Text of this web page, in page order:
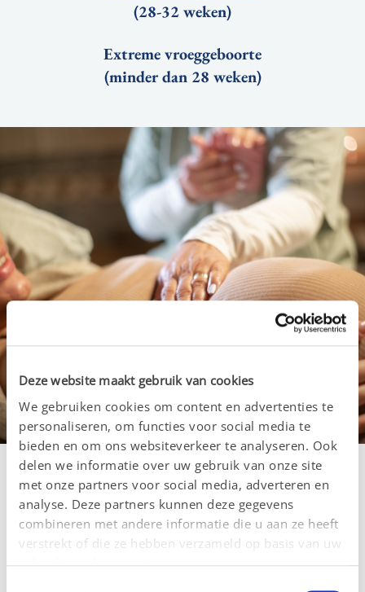
Deze website maakt gebruik van cookies
We gebruiken cookies om content en advertenties te
personaliseren, om functies voor social media te
bieden en om ons websiteverkeer te analyseren. Ook
delen we informatie over uw gebruik van onze site
met onze partners voor social media, adverteren en
analyse. Deze partners kunnen deze gegevens
combineren met andere informatie die u aan ze heeft
verstrekt of die ze hebben verzameld op basis van uw
(28-32 weken)
Extreme vroeggeboorte
(minder dan 28 weken)
Wat zijn de risicofactoren?
Vroeggeboorte kan om verschillende redenen